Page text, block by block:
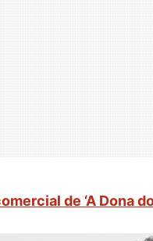
de ‘A Dona